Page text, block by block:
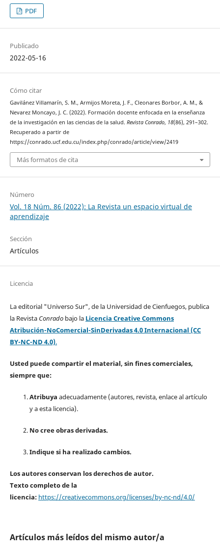
PDF
Publicado
2022-05-16
Cómo citar
Gavilánez Villamarín, S. M., Armijos Moreta, J. F., Cleonares Borbor, A. M., &
Nevarez Moncayo, J. C. (2022). Formación docente enfocada en la enseñanza
de la investigación en las ciencias de la salud. Revista Conrado, 18(86), 291–302.
Recuperado a partir de
https://conrado.ucf.edu.cu/index.php/conrado/article/view/2419
Más formatos de cita
Número
Vol. 18 Núm. 86 (2022): La Revista un espacio virtual de
aprendizaje
Sección
Artículos
Licencia
La editorial "Universo Sur", de la Universidad de Cienfuegos, publica
la Revista Conradobajo la Licencia Creative Commons
Atribución-NoComercial-SinDerivadas 4.0 Internacional (CC
BY-NC-ND 4.0).
Usted puede compartir el material, sin fines comerciales,
siempre que:
Atribuya adecuadamente (autores, revista, enlace al artículo
y a esta licencia).
No cree obras derivadas.
Indique si ha realizado cambios.
Los autores conservan los derechos de autor.
Texto completo de la
licencia: https://creativecommons.org/licenses/by-nc-nd/4.0/
Artículos más leídos del mismo autor/a